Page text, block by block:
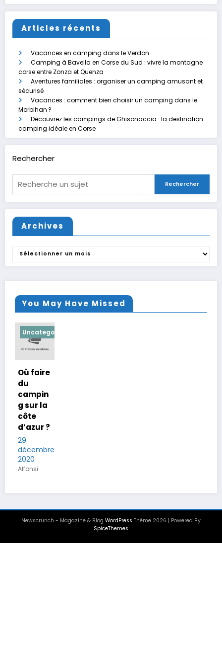
Articles récents
Vacances en camping dans le Verdon
Camping à Bavella en Corse du Sud : vivre la montagne
corse entre Zonza et Quenza
Aventures familiales : organiser un camping amusant et
sécurisé
Vacances : comment bien choisir un camping dans le
Morbihan ?
Découvrez les campings de Ghisonaccia : la destination
camping idéale en Corse
Rechercher
Rechercher
Archives
Archives
You May Have Missed
Uncategorized
Où faire
du
campin
g sur la
côte
d’azur ?
29
décembre
2020
Alfonsi
Newscrunch - Magazine & Blog WordPress Thème 2026 | Powered By
SpiceThemes